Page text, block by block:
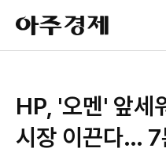
아
주
경
HP, '오멘' 앞세
시장 이끈다… 7